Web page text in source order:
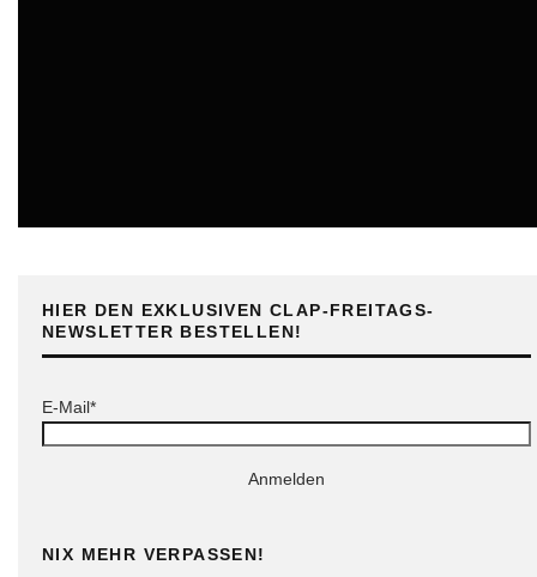
HIER DEN EXKLUSIVEN CLAP-FREITAGS-
NEWSLETTER BESTELLEN!
E-Mail*
Anmelden
NIX MEHR VERPASSEN!